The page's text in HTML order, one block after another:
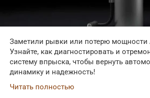
Заметили рывки или потерю мощности
Узнайте, как диагностировать и
систему впрыска, чтобы вернуть
динамику и надежность!
Читать полностью